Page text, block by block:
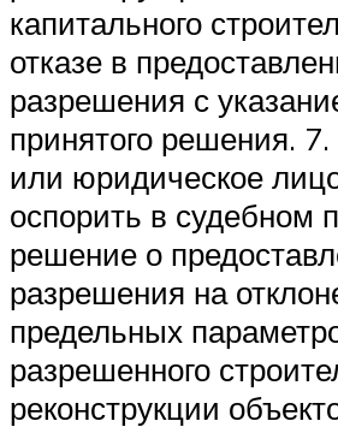
капитального
отказе в
разрешения с
принятого решения.
или юридическое
оспорить в судебном
решение о
разрешения на
предельных
разрешенного
реконструкции